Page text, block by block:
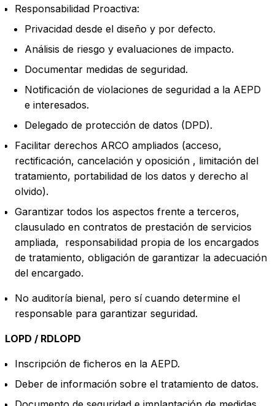
Responsabilidad Proactiva:
Privacidad desde el diseño y por defecto.
Análisis de riesgo y evaluaciones de impacto.
Documentar medidas de seguridad.
Notificación de violaciones de seguridad a la AEPD
e interesados.
Delegado de protección de datos (DPD).
Facilitar derechos ARCO ampliados (acceso,
rectificación, cancelación y oposición , limitación del
tratamiento, portabilidad de los datos y derecho al
olvido).
Garantizar todos los aspectos frente a terceros,
clausulado en contratos de prestación de servicios
ampliada, responsabilidad propia de los encargados
de tratamiento, obligación de garantizar la adecuación
del encargado.
No auditoría bienal, pero sí cuando determine el
responsable para garantizar seguridad.
LOPD / RDLOPD
Inscripción de ficheros en la AEPD.
Deber de información sobre el tratamiento de datos.